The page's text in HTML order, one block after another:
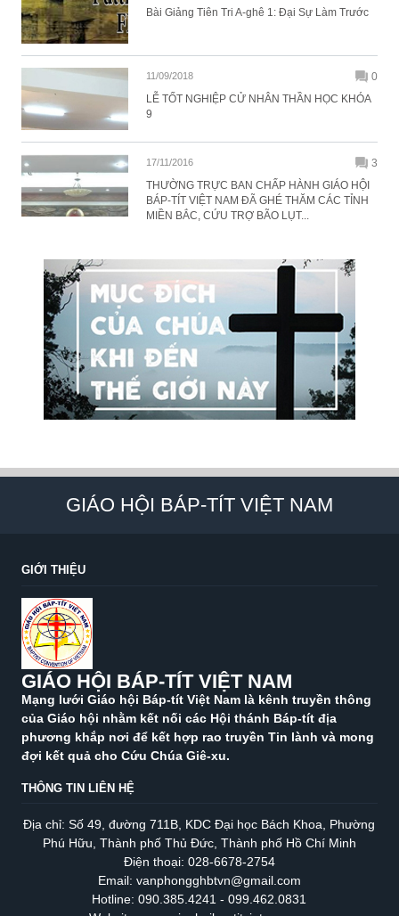
Bài Giảng Tiên Tri A-ghê 1: Đại Sự Làm Trước
11/09/2018
0
LỄ TỐT NGHIỆP CỬ NHÂN THẦN HỌC KHÓA
9
17/11/2016
3
THƯỜNG TRỰC BAN CHẤP HÀNH GIÁO HỘI
BÁP-TÍT VIỆT NAM ĐÃ GHÉ THĂM CÁC TỈNH
MIỀN BẮC, CỨU TRỢ BÃO LỤT...
GIÁO HỘI BÁP-TÍT VIỆT NAM
GIỚI THIỆU
GIÁO HỘI BÁP-TÍT VIỆT NAM
Mạng lưới Giáo hội Báp-tít Việt Nam là kênh truyền thông
của Giáo hội nhằm kết nối các Hội thánh Báp-tít địa
phương khắp nơi để kết hợp rao truyền Tin lành và mong
đợi kết quả cho Cứu Chúa Giê-xu.
THÔNG TIN LIÊN HỆ
Địa chỉ: Số 49, đường 711B, KDC Đại học Bách Khoa, Phường
Phú Hữu, Thành phố Thủ Đức, Thành phố Hồ Chí Minh
Điện thoại: 028-6678-2754
Email: vanphongghbtvn@gmail.com
Hotline: 090.385.4241 - 099.462.0831